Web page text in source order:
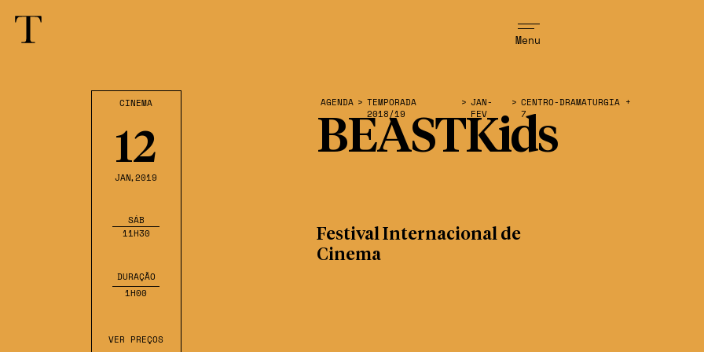
Menu
BEASTKids
CINEMA
12
JAN,2019
SÁB
11H30
DURAÇÃO
1H00
VER PREÇOS
AGENDA > TEMPORADA
2018/19
> JAN-
FEV
> CENTRO-DRAMATURGIA +
7
Festival Internacional de
Cinema